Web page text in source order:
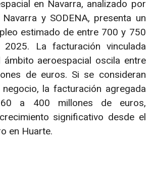
en Navarra, analizado por
y SODENA, presenta un
estimado de entre 700 y 750
2025. La facturación vinculada
ámbito aeroespacial oscila entre
de euros. Si se consideran
la facturación agregada
a 400 millones de euros,
significativo desde el
en Huarte.